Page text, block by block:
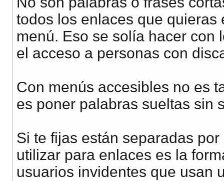
todos los enlaces que
menú. Eso se solía hacer con
el acceso a personas con
Con menús accesibles no es
es poner palabras sueltas sin
Si te fijas están separadas
utilizar para enlaces es la
usuarios invidentes que usan